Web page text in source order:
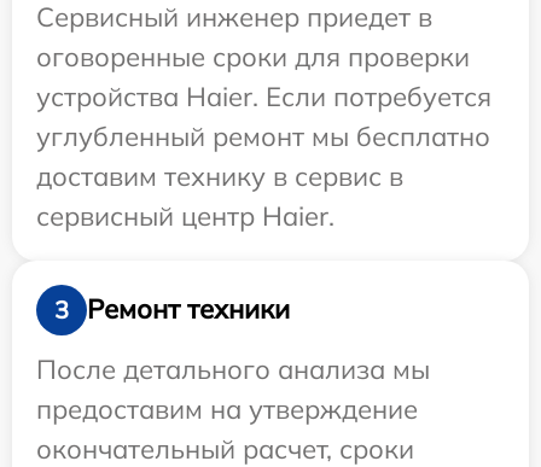
Сервисный инженер приедет в
оговоренные сроки для проверки
устройства Haier. Если потребуется
углубленный ремонт мы бесплатно
доставим технику в сервис в
сервисный центр Haier.
3
Ремонт техники
После детального анализа мы
предоставим на утверждение
окончательный расчет, сроки